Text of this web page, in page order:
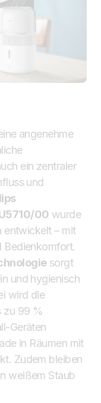
angenehme
ein zentraler
und
00 wurde
entwickelt – mit
Bedienkomfort.
sorgt
und hygienisch
wird die
zu 99 %
Geräten
in Räumen mit
Zudem bleiben
weißem Staub